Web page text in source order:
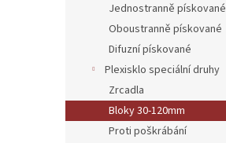
Jednostranně pískované
Oboustranně pískované
Difuzní pískované
Plexisklo speciální druhy
Zrcadla
Bloky 30-120mm
Proti poškrábání